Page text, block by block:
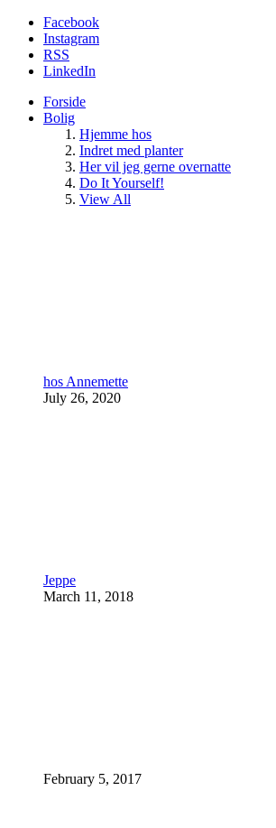
Facebook
Instagram
RSS
LinkedIn
Forside
Bolig
Hjemme hos
Indret med planter
Her vil jeg gerne overnatte
Do It Yourself!
View All
hos Annemette
July 26, 2020
Jeppe
March 11, 2018
February 5, 2017